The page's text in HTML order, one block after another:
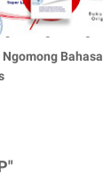
Bahasa